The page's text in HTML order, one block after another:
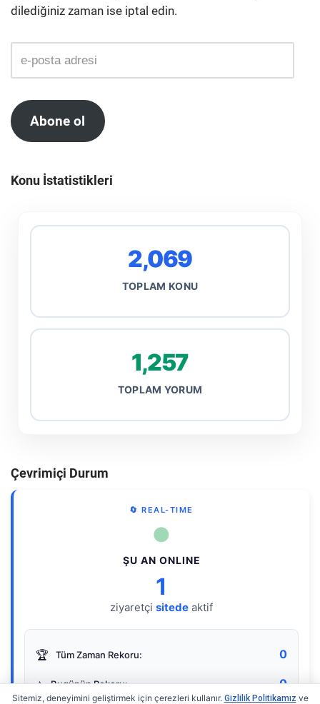
dilediğiniz zaman ise iptal edin.
Abone ol
Konu İstatistikleri
2,069
TOPLAM KONU
1,257
TOPLAM YORUM
Çevrimiçi Durum
🔄 REAL-TIME
●
ŞU AN ONLINE
1
ziyaretçi sitede aktif
🏆 Tüm Zaman Rekoru: 0
⭐ Bugünün Rekoru: 0
Sitemiz, deneyimini geliştirmek için çerezleri kullanır. Gizlilik Politikamız ve